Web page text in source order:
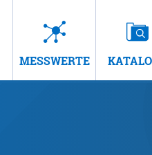
MESSWERTE